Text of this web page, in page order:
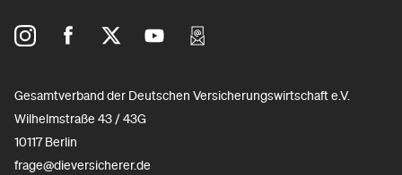
Gesamtverband der Deutschen Versicherungswirtschaft e.V.
Wilhelmstraße 43 / 43G
10117 Berlin
frage@dieversicherer.de